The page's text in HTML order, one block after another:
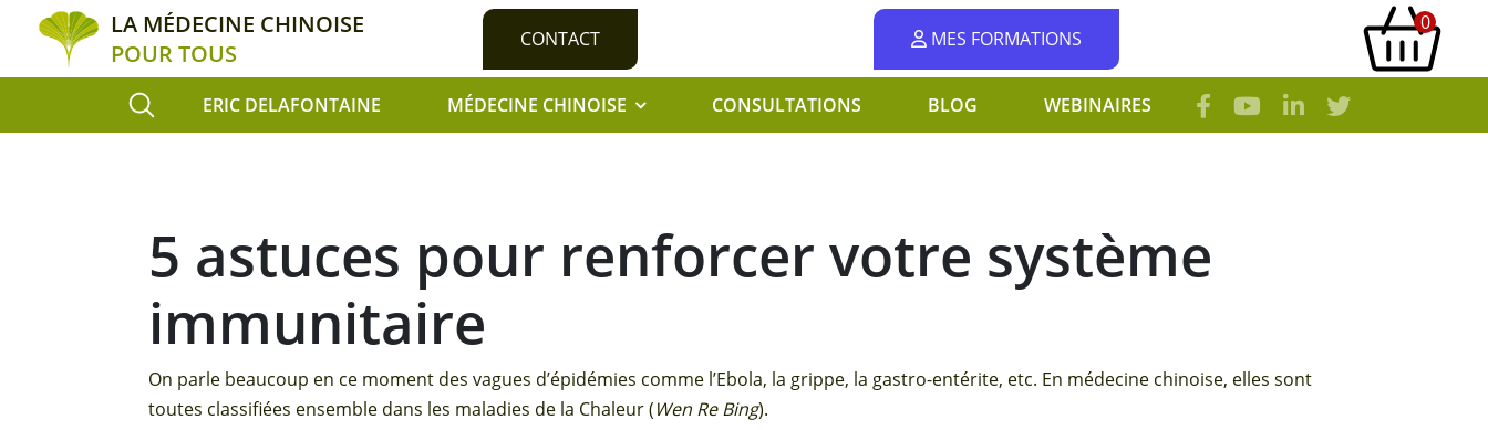
LA MÉDECINE CHINOISE
POUR TOUS
CONTACT MES FORMATIONS
0
ERIC DELAFONTAINE MÉDECINE CHINOISE CONSULTATIONS BLOG WEBINAIRES
5 astuces pour renforcer votre système
immunitaire
On parle beaucoup en ce moment des vagues d’épidémies comme l’Ebola, la grippe, la gastro-entérite, etc. En médecine chinoise, elles sont
toutes classifiées ensemble dans les maladies de la Chaleur (Wen Re Bing).
Cookies management panel